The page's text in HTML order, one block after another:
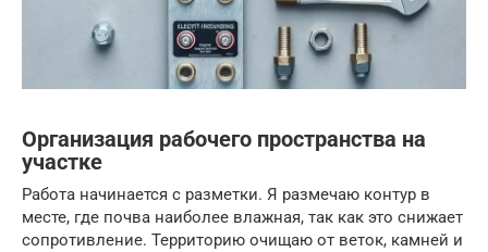
Организация рабочего пространства на
участке
Работа начинается с разметки. Я размечаю контур в
месте, где почва наиболее влажная, так как это снижает
сопротивление. Территорию очищаю от веток, камней и